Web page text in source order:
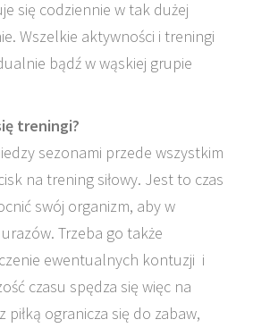
się codziennie w tak dużej
Wszelkie aktywności i treningi
bądź w wąskiej grupie
treningi?
sezonami przede wszystkim
na trening siłowy. Jest to czas
swój organizm, aby w
Trzeba go także
ewentualnych kontuzji i
czasu spędza się więc na
piłką ogranicza się do zabaw,